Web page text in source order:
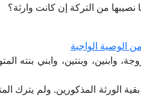
من التركة إن كانت وارثة؟
الوصية الواجبة
عام 2016م عن: زوجة، وابنين، وبنتين،
زوجته عام 2017م عن بقية الورثة